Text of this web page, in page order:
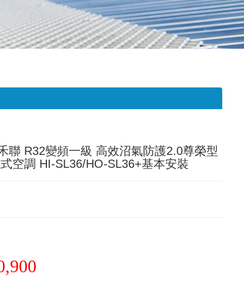
聯 R32變頻一級 高效沼氣防護2.0尊榮型
空調 HI-SL36/HO-SL36+基本安裝